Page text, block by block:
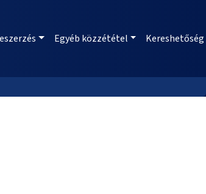
Egyéb közzététel Kereshetőség